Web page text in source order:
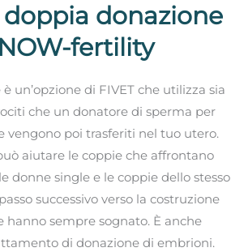
doppia donazione
fertility
un’opzione di FIVET che utilizza sia
che un donatore di sperma per
vengono poi trasferiti nel tuo utero.
aiutare le coppie che affrontano
donne single e le coppie dello stesso
successivo verso la costruzione
hanno sempre sognato. È anche
di donazione di embrioni.